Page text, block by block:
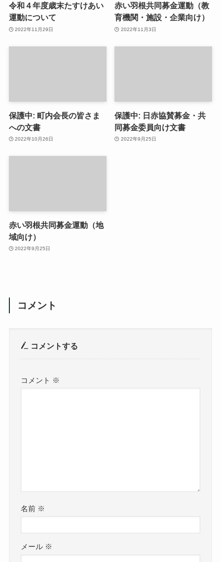
令和４年度歳末たすけあい
運動について
2022年11月29日
赤い羽根共同募金運動（教
育機関・施設・企業向け）
2022年11月3日
保護中: 町内会長の皆さま
への文書
2022年10月26日
保護中: 日赤協賛募金・共
同募金委員向け文書
2022年9月25日
赤い羽根共同募金運動（地
域向け）
2022年9月25日
コメント
コメントする
コメント ※
名前 ※
メール ※